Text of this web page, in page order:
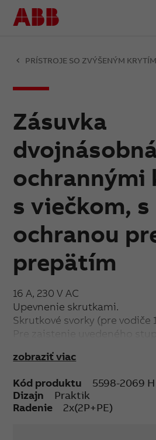
PRÍSTROJE SO ZVÝŠENÝM
Zásuvka
ochrannými
s viečkom, s
ochranou
prepätím
16 A, 230 V AC
Upevnenie skrutkami.
Skrutkové svorky (pre vodiče
Pre zaistenie uvedeného
smerom k zemi.
180 ° pre prívod kábla
zobraziť viac
Kód produktu
5598-2069 H
Dizajn
Praktik
Radenie
2x(2P+PE)